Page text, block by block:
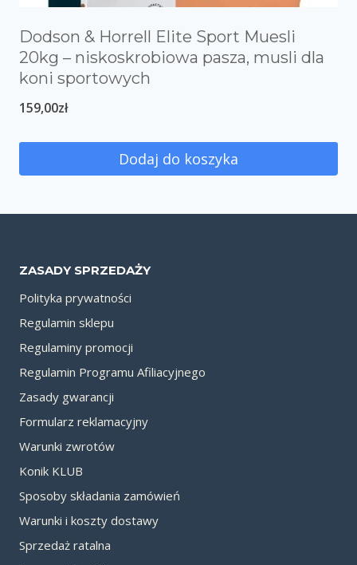
Dodson & Horrell Elite Sport Muesli
20kg – niskoskrobiowa pasza, musli dla
koni sportowych
159,00zł
Dodaj do koszyka
ZASADY SPRZEDAŻY
Polityka prywatności
Regulamin sklepu
Regulaminy promocji
Regulamin Programu Afiliacyjnego
Zasady gwarancji
Formularz reklamacyjny
Warunki zwrotów
Konik KLUB
Sposoby składania zamówień
Warunki i koszty dostawy
Sprzedaż ratalna